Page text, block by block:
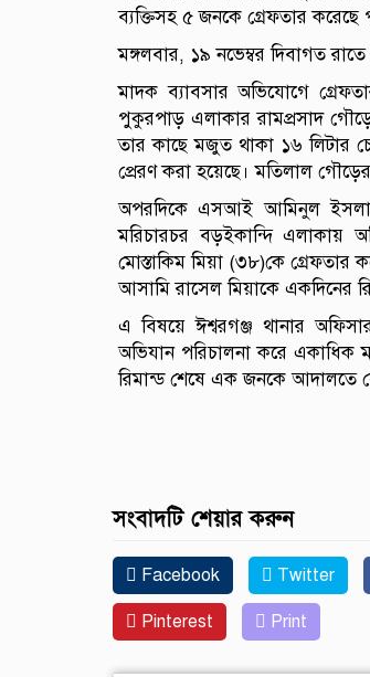
ব্যক্তিসহ ৫ জনকে গ্রেফতার করেছে
মঙ্গলবার, ১৯ নভেম্বর দিবাগত
মাদক ব্যাবসার অভিযোগে
পুকুরপাড় এলাকার রামপ্রসাদ
তার কাছে মজুত থাকা ১৬ লিটার
প্রেরণ করা হয়েছে। মতিলাল
অপরদিকে এসআই আমিনুল
মরিচারচর বড়ইকান্দি এলাকায়
মোস্তাকিম মিয়া (৩৮)কে
আসামি রাসেল মিয়াকে একদিনের
এ বিষয়ে ঈশ্বরগঞ্জ থানার
অভিযান পরিচালনা করে
রিমান্ড শেষে এক জনকে আদালতে
সংবাদটি শেয়ার করুন
Facebook Twitter
Pinterest Print